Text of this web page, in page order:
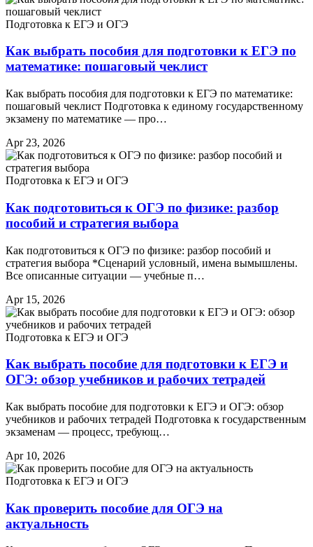
Подготовка к ЕГЭ и ОГЭ
Как выбрать пособия для подготовки к ЕГЭ по
математике: пошаговый чеклист
Как выбрать пособия для подготовки к ЕГЭ по математике:
пошаговый чеклист Подготовка к единому государственному
экзамену по математике — про…
Apr 23, 2026
Подготовка к ЕГЭ и ОГЭ
Как подготовиться к ОГЭ по физике: разбор
пособий и стратегия выбора
Как подготовиться к ОГЭ по физике: разбор пособий и
стратегия выбора *Сценарий условный, имена вымышлены.
Все описанные ситуации — учебные п…
Apr 15, 2026
Подготовка к ЕГЭ и ОГЭ
Как выбрать пособие для подготовки к ЕГЭ и
ОГЭ: обзор учебников и рабочих тетрадей
Как выбрать пособие для подготовки к ЕГЭ и ОГЭ: обзор
учебников и рабочих тетрадей Подготовка к государственным
экзаменам — процесс, требующ…
Apr 10, 2026
Подготовка к ЕГЭ и ОГЭ
Как проверить пособие для ОГЭ на
актуальность